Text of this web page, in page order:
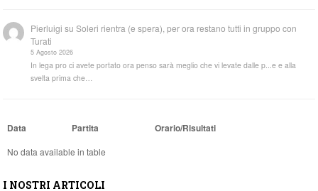
Pierluigi suSoleri rientra (e spera), per ora restano tutti in gruppo con
Turati
5 Agosto 2026
In lega pro ci avete portato ora penso sarà meglio che vi levate dalle p...e e alla
svelta prima che…
Data Partita Orario/Risultati
No data available in table
I NOSTRI ARTICOLI